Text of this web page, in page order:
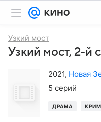
Узкий мост
Узкий мост, 2-й
2021, Новая
5 серий
ДРАМА